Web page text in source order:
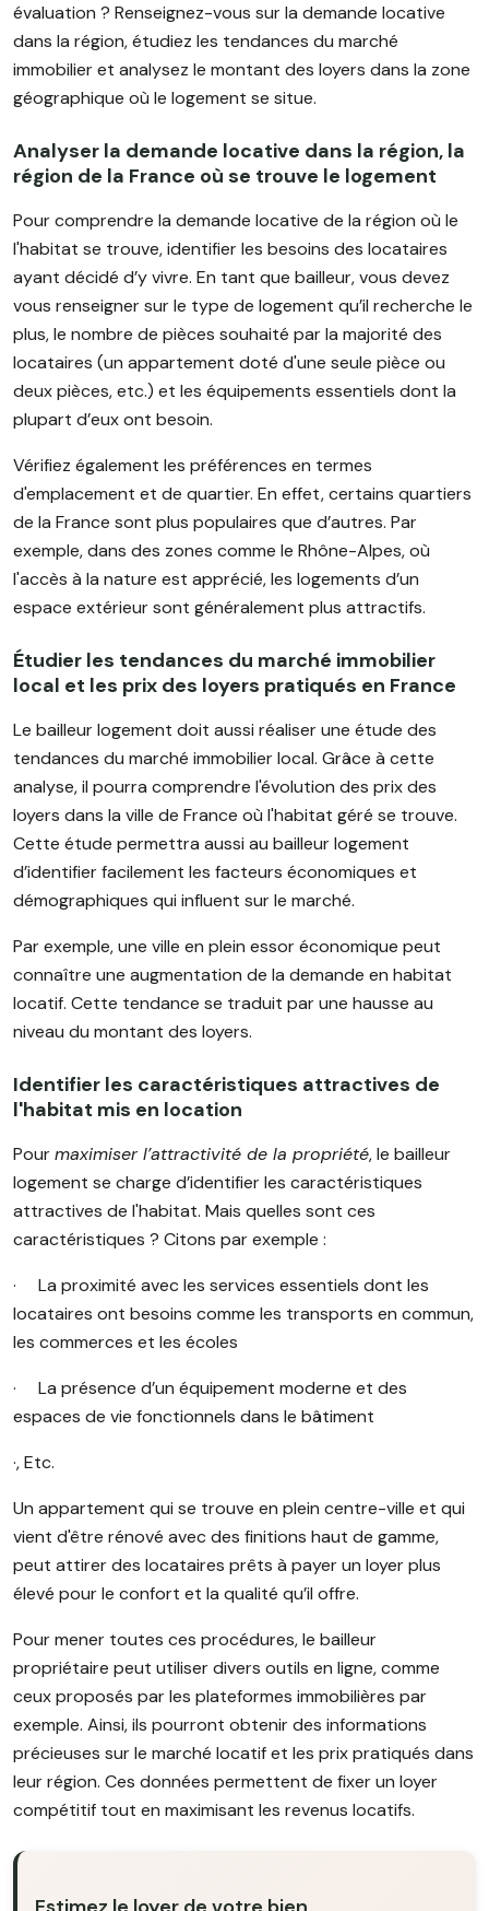
évaluation ? Renseignez-vous sur la demande locative
dans la région, étudiez les tendances du marché
immobilier et analysez le montant des loyers dans la zone
géographique où le logement se situe.
Analyser la demande locative dans la région, la
région de la France où se trouve le logement
Pour comprendre la demande locative de la région où le
l'habitat se trouve, identifier les besoins des locataires
ayant décidé d’y vivre. En tant que bailleur, vous devez
vous renseigner sur le type de logement qu’il recherche le
plus, le nombre de pièces souhaité par la majorité des
locataires (un appartement doté d'une seule pièce ou
deux pièces, etc.) et les équipements essentiels dont la
plupart d’eux ont besoin.
Vérifiez également les préférences en termes
d'emplacement et de quartier. En effet, certains quartiers
de la France sont plus populaires que d’autres. Par
exemple, dans des zones comme le Rhône-Alpes, où
l'accès à la nature est apprécié, les logements d’un
espace extérieur sont généralement plus attractifs.
Étudier les tendances du marché immobilier
local et les prix des loyers pratiqués en France
Le bailleur logement doit aussi réaliser une étude des
tendances du marché immobilier local. Grâce à cette
analyse, il pourra comprendre l'évolution des prix des
loyers dans la ville de France où l'habitat géré se trouve.
Cette étude permettra aussi au bailleur logement
d’identifier facilement les facteurs économiques et
démographiques qui influent sur le marché.
Par exemple, une ville en plein essor économique peut
connaître une augmentation de la demande en habitat
locatif. Cette tendance se traduit par une hausse au
niveau du montant des loyers.
Identifier les caractéristiques attractives de
l'habitat mis en location
Pourmaximiser l’attractivité de la propriété, le bailleur
logement se charge d’identifier les caractéristiques
attractives de l'habitat. Mais quelles sont ces
caractéristiques ? Citons par exemple :
· La proximité avec les services essentiels dont les
locataires ont besoins comme les transports en commun,
les commerces et les écoles
· La présence d’un équipement moderne et des
espaces de vie fonctionnels dans le bâtiment
·, Etc.
Un appartement qui se trouve en plein centre-ville et qui
vient d'être rénové avec des finitions haut de gamme,
peut attirer des locataires prêts à payer un loyer plus
élevé pour le confort et la qualité qu’il offre.
Pour mener toutes ces procédures, le bailleur
propriétaire peut utiliser divers outils en ligne, comme
ceux proposés par les plateformes immobilières par
exemple. Ainsi, ils pourront obtenir des informations
précieuses sur le marché locatif et les prix pratiqués dans
leur région. Ces données permettent de fixer un loyer
compétitif tout en maximisant les revenus locatifs.